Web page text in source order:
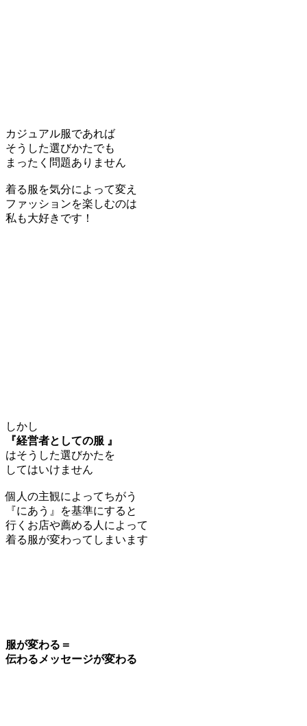
カジュアル服であれば
そうした選びかたでも
まったく問題ありません
着る服を気分によって変え
ファッションを楽しむのは
私も大好きです！
しかし
『経営者としての服 』
はそうした選びかたを
してはいけません
個人の主観によってちがう
『にあう』を基準にすると
行くお店や薦める人によって
着る服が変わってしまいます
服が変わる＝
伝わるメッセージが変わる